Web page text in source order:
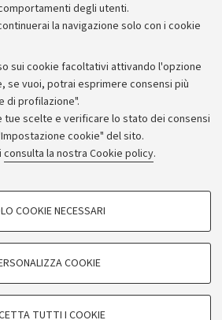
degli utenti.
la navigazione solo con i cookie
sui cookie facoltativi attivando l'opzione
se vuoi, potrai esprimere consensi più
di profilazione".
scelte e verificare lo stato dei consensi
cookie" del sito.
consulta la nostra Cookie policy.
- FACOLTATIVI
COOKIE NECESSARI
COOKIE
TUTTI I COOKIE
e 5x1000
gare e concorsi
Albo online
trasparente
Atti di notifica
sul sito e accessibilità
di accessibilità
e note legali
Cookie
MATER STUDIORUM - Università di
33 - 40126Bologna - PI: